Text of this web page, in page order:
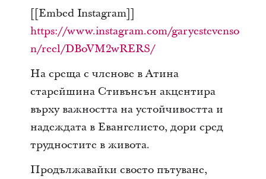
[[Embed Instagram]]
https://www.instagram.com/garyestevenso
n/reel/DBoVM2wRERS/
На среща с членове в Атина
старейшина Стивънсън акцентира
върху важността на устойчивостта и
надеждата в Евангелието, дори сред
трудностите в живота.
Продължавайки своето пътуване,